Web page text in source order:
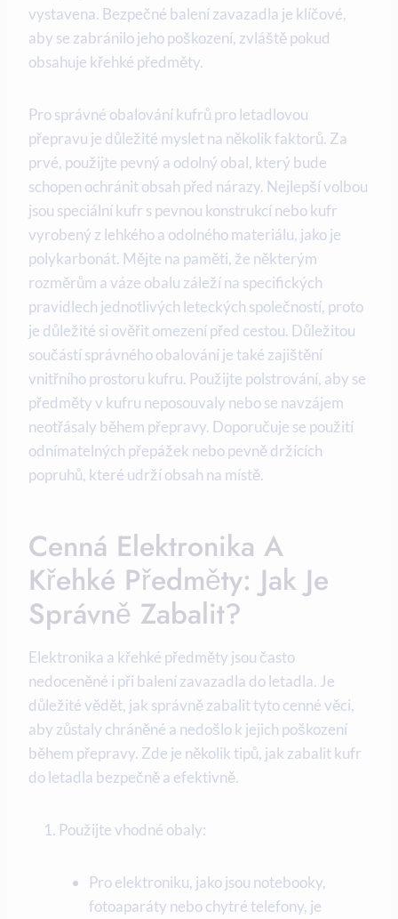
vystavena. Bezpečné balení zavazadla je klíčové,
aby se zabránilo jeho poškození, zvláště pokud
obsahuje křehké předměty.
Pro správné obalování kufrů pro letadlovou
přepravu je důležité myslet na několik faktorů. Za
prvé, použijte pevný a odolný obal, který bude
schopen ochránit obsah před nárazy. Nejlepší volbou
jsou speciální kufr s pevnou konstrukcí nebo kufr
vyrobený z lehkého a odolného materiálu, jako je
polykarbonát. Mějte na paměti, že některým
rozměrům a váze obalu záleží na specifických
pravidlech jednotlivých leteckých společností, proto
je důležité si ověřit omezení před cestou. Důležitou
součástí správného obalování je také zajištění
vnitřního prostoru kufru. Použijte polstrování, aby se
předměty v kufru neposouvaly nebo se navzájem
neotřásaly během přepravy. Doporučuje se použití
odnímatelných přepážek nebo pevně držících
popruhů, které udrží obsah na místě.
Cenná Elektronika A
Křehké Předměty: Jak Je
Správně Zabalit?
Elektronika a křehké předměty jsou často
nedoceněné i při balení zavazadla do letadla. Je
důležité vědět, jak správně zabalit tyto cenné věci,
aby zůstaly chráněné a nedošlo k jejich poškození
během přepravy. Zde je několik tipů, jak zabalit kufr
do letadla bezpečně a efektivně.
Použijte vhodné obaly:
Pro elektroniku, jako jsou notebooky,
fotoaparáty nebo chytré telefony, je